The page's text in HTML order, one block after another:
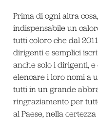
Prima di ogni altra
indispensabile un
tutti coloro che dal
dirigenti e semplici
anche solo i dirigenti,
elencare i loro nomi a
tutti in un grande
ringraziamento per
al Paese, nella